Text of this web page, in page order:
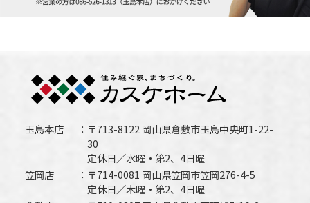
玉島本店
〒713-8122 岡山県倉敷市玉島中央町1-22-
30
定休日／水曜・第2、4日曜
笠岡店
〒714-0081 岡山県笠岡市笠岡276-4-5
定休日／木曜・第2、4日曜